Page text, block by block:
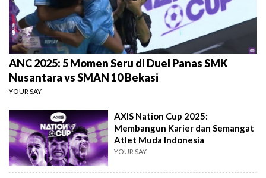
ANC 2025: 5 Momen Seru di Duel Panas SMK
Nusantara vs SMAN 10 Bekasi
YOUR SAY
AXIS Nation Cup 2025:
Membangun Karier dan Semangat
Atlet Muda Indonesia
YOUR SAY